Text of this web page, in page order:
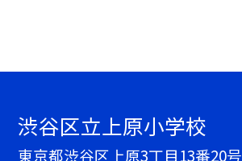
渋谷区立上原小学校
東京都渋谷区上原3丁目13番20号